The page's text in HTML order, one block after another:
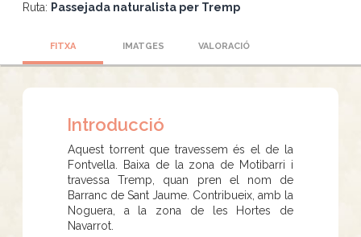
Ruta: Passejada naturalista per Tremp
FITXA IMATGES VALORACIÓ
Introducció
Aquest torrent que travessem és el de la
Fontvella. Baixa de la zona de Motibarri i
travessa Tremp, quan pren el nom de
Barranc de Sant Jaume. Contribueix, amb la
Noguera, a la zona de les Hortes de
Navarrot.